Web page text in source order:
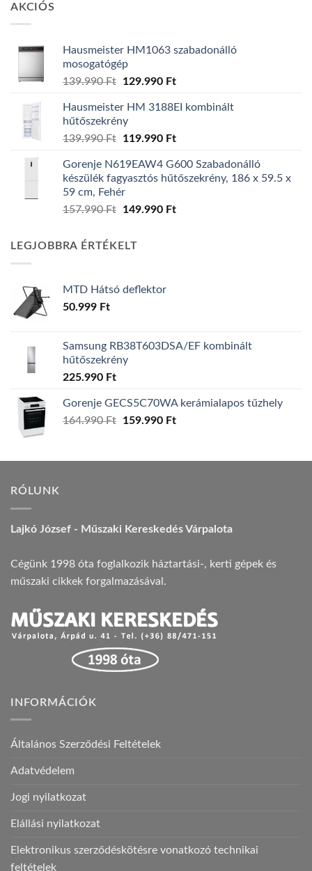
AKCIÓS
Hausmeister HM1063 szabadonálló
mosogatógép
139.990Ft
Original
was:
139.990 Ft.
129.990 FtCurrent
is:
Hausmeister HM 3188EI kombinált
hűtőszekrény
139.990Ft
Original
was:
139.990 Ft.
119.990 FtCurrent
is:
119.990 Ft.
Gorenje N619EAW4 G600 Szabadonálló
készülék fagyasztós hűtőszekrény, 186 x 59.5 x
59 cm, Fehér
157.990Ft
Original
157.990 Ft.
149.990 FtCurrent
LEGJOBBRA ÉRTÉKELT
MTD Hátsó deflektor
50.999 Ft
Samsung RB38T603DSA/EF kombinált
hűtőszekrény
225.990 Ft
Gorenje GECS5C70WA kerámialapos tűzhely
164.990Ft
Original
164.990 Ft.
159.990 FtCurrent
159.990 Ft.
RÓLUNK
Lajkó József - Műszaki Kereskedés Várpalota
Cégünk 1998 óta foglalkozik háztartási-, kerti gépek és
műszaki cikkek forgalmazásával.
INFORMÁCIÓK
Általános Szerződési Feltételek
Adatvédelem
Jogi nyilatkozat
Elállási nyilatkozat
Elektronikus szerződéskötésre vonatkozó technikai
feltételek